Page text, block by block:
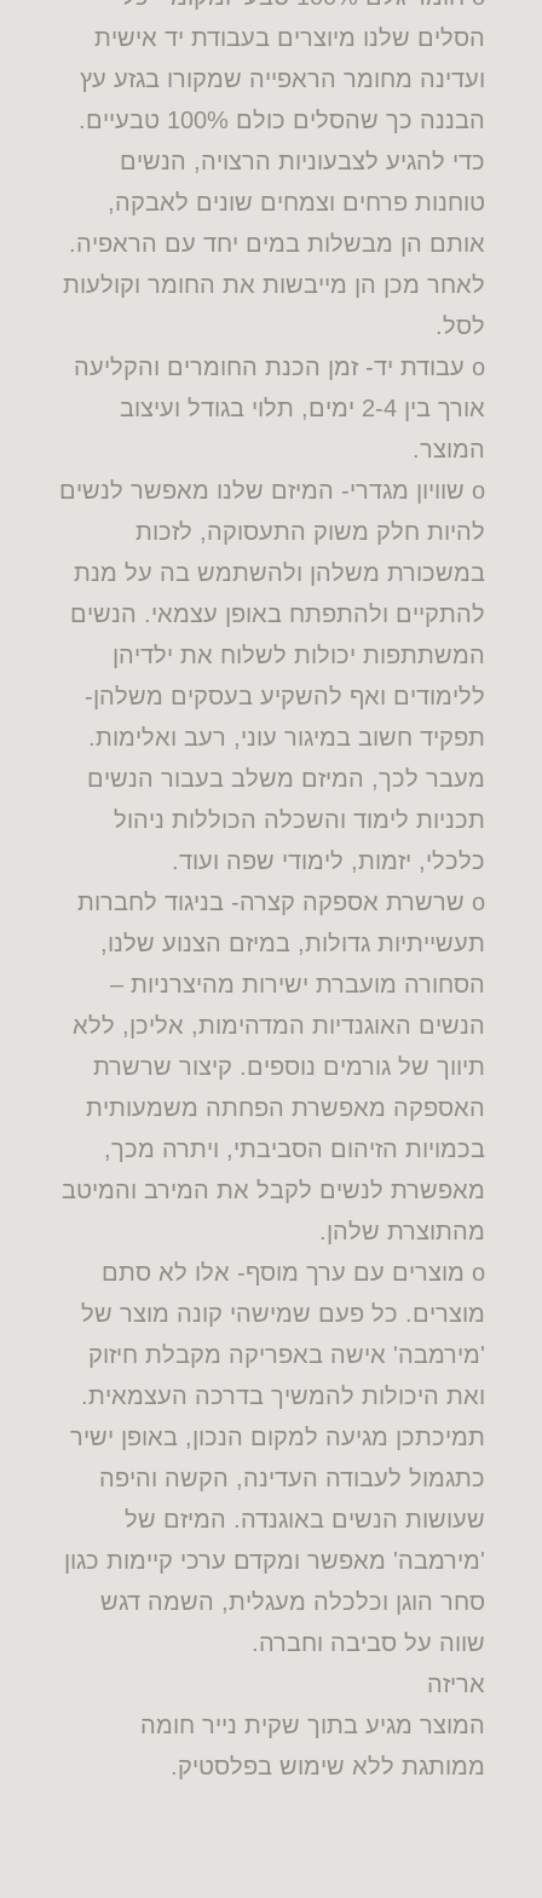
הסלים שלנו מיוצרים בעבודת יד אישית
ועדינה מחומר הראפייה שמקורו בגזע עץ
הבננה כך שהסלים כולם 100% טבעיים.
כדי להגיע לצבעוניות הרצויה, הנשים
טוחנות פרחים וצמחים שונים לאבקה,
אותם הן מבשלות במים יחד עם הראפיה.
לאחר מכן הן מייבשות את החומר וקולעות
לסל.
o עבודת יד- זמן הכנת החומרים והקליעה
אורך בין 2-4 ימים, תלוי בגודל ועיצוב
המוצר.
o שוויון מגדרי- המיזם שלנו מאפשר לנשים
להיות חלק משוק התעסוקה, לזכות
במשכורת משלהן ולהשתמש בה על מנת
להתקיים ולהתפתח באופן עצמאי. הנשים
המשתתפות יכולות לשלוח את ילדיהן
ללימודים ואף להשקיע בעסקים משלהן-
תפקיד חשוב במיגור עוני, רעב ואלימות.
מעבר לכך, המיזם משלב בעבור הנשים
תכניות לימוד והשכלה הכוללות ניהול
כלכלי, יזמות, לימודי שפה ועוד.
o שרשרת אספקה קצרה- בניגוד לחברות
תעשייתיות גדולות, במיזם הצנוע שלנו,
הסחורה מועברת ישירות מהיצרניות –
הנשים האוגנדיות המדהימות, אליכן, ללא
תיווך של גורמים נוספים. קיצור שרשרת
האספקה מאפשרת הפחתה משמעותית
בכמויות הזיהום הסביבתי, ויתרה מכך,
מאפשרת לנשים לקבל את המירב והמיטב
מהתוצרת שלהן.
o מוצרים עם ערך מוסף- אלו לא סתם
מוצרים. כל פעם שמישהי קונה מוצר של
'מירמבה' אישה באפריקה מקבלת חיזוק
ואת היכולות להמשיך בדרכה העצמאית.
תמיכתכן מגיעה למקום הנכון, באופן ישיר
כתגמול לעבודה העדינה, הקשה והיפה
שעושות הנשים באוגנדה. המיזם של
'מירמבה' מאפשר ומקדם ערכי קיימות כגון
סחר הוגן וכלכלה מעגלית, השמה דגש
שווה על סביבה וחברה.
אריזה
המוצר מגיע בתוך שקית נייר חומה
ממותגת ללא שימוש בפלסטיק.